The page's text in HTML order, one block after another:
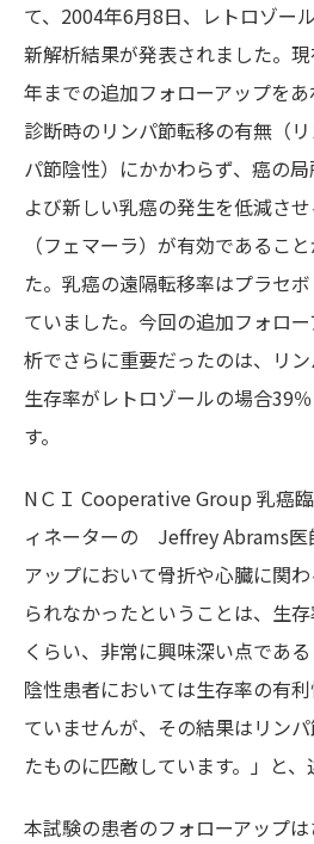
て、2004年6月8日、レトロゾー
新解析結果が発表されました。
年までの追加フォローアップをあ
診断時のリンパ節転移の有無（
パ節陰性）にかかわらず、癌の
よび新しい乳癌の発生を低減さ
（フェマーラ）が有効であるこ
た。乳癌の遠隔転移率はプラセ
ていました。今回の追加フォロ
析でさらに重要だったのは、リ
生存率がレトロゾールの場合39
す。
NＣＩ Cooperative Group 乳癌
ィネーターの Jeffrey Abrams医
アップにおいて骨折や心臓に関
られなかったということは、生
くらい、非常に興味深い点であ
陰性患者においては生存率の有
ていませんが、その結果はリン
たものに匹敵しています。」と、
本試験の患者のフォローアップ